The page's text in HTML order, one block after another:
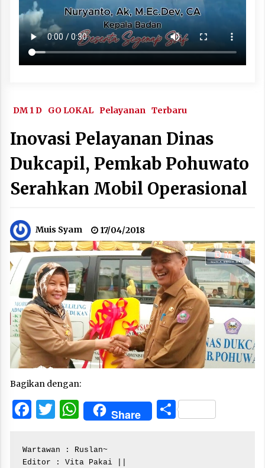
DM 1 D GO LOKAL Pelayanan Terbaru
Inovasi Pelayanan Dinas
Dukcapil, Pemkab Pohuwato
Serahkan Mobil Operasional
Muis Syam 17/04/2018
Bagikan dengan:
Facebook
Twitter
WhatsApp
Share Share
Wartawan : Ruslan~
Editor : Vita Pakai ||